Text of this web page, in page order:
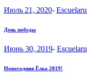
Июль 21, 2020-
День победы
Июнь 30, 2019-
Новогодняя Ёлка 2019!